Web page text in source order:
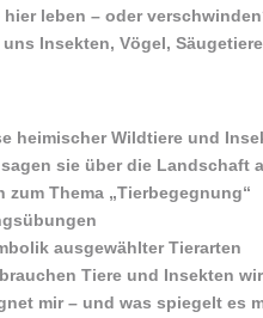
hier leben – oder
Insekten, Vögel,
heimischer Wildtiere und
sie über die Landschaft
Thema „Tierbegegnung“
ausgewählter Tierarten
Tiere und Insekten
mir – und was spiegelt es